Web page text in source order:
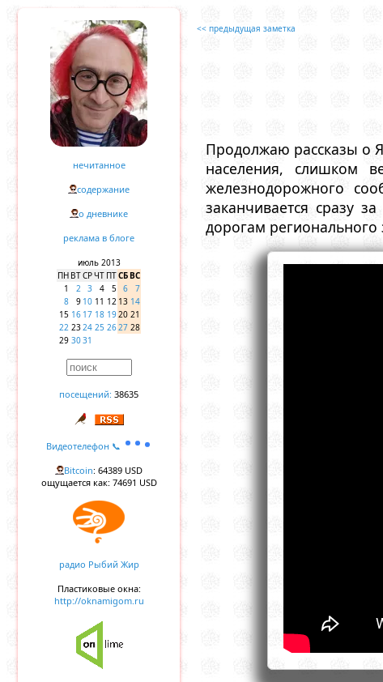
нечитанное
содержание
о дневнике
реклама в блоге
июль 2013
ПН ВТСРЧТ ПТСБВС
1
2 3 4 5 6
7
8
9 10 11 12 13 14
15 16 17 18 1920 21
22 2324 25 2627 28
29 3031
посещений: 38635
Видеотелефон 📞
Bitcoin: 64389 USD
ощущается как: 74691 USD
радио Рыбий Жир
Пластиковые окна:
http://oknamigom.ru
<< предыдущая заметка
Продолжаю рассказы о
населения, слишком
железнодорожного
заканчивается сразу
дорогам